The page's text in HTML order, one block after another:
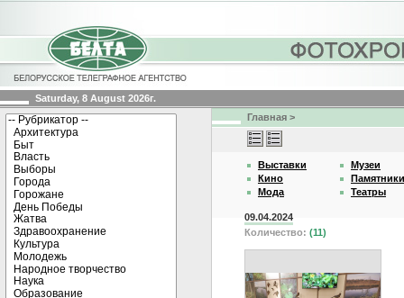
Saturday, 8 August 2026г.
Главная >
Выставки
Кино
Мода
Музеи
Памятники
Театры
09.04.2024
Количество: (11)